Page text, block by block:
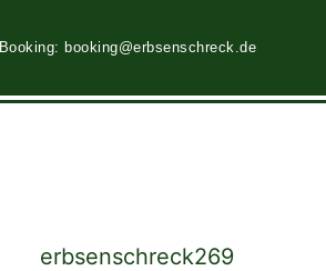
Booking: booking@erbsenschreck.de
erbsenschreck269